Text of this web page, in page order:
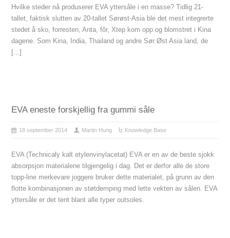
Hvilke steder nå produserer EVA yttersåle i en masse? Tidlig 21-
tallet, faktisk slutten av 20-tallet Sørøst-Asia ble det mest integrerte
stedet å sko, forresten, Anta, fôr, Xtep kom opp og blomstret i Kina
dagene. Som Kina, India, Thailand og andre Sør Øst Asia land, de
[...]
EVA eneste forskjellig fra gummi såle
18 september 2014 Martin Hung Knowledge Base
EVA (Technicaly kalt etylenvinylacetat) EVA er en av de beste sjokk
absorpsjon materialene tilgjengelig i dag. Det er derfor alle de store
topp-line merkevare joggere bruker dette materialet, på grunn av den
flotte kombinasjonen av støtdemping med lette vekten av sålen. EVA
yttersåle er det tent blant alle typer outsoles.